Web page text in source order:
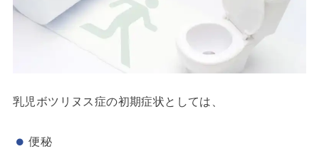
乳児ボツリヌス症の初期症状としては、
便秘